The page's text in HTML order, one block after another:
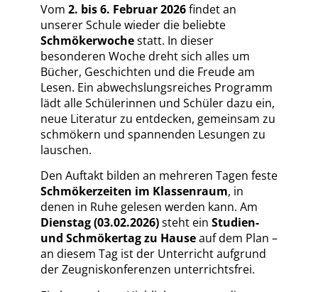
Vom 2. bis 6. Februar 2026findet an
unserer Schule wieder die beliebte
Schmökerwochestatt. In dieser
besonderen Woche dreht sich alles um
Bücher, Geschichten und die Freude am
Lesen. Ein abwechslungsreiches Programm
lädt alle Schülerinnen und Schüler dazu ein,
neue Literatur zu entdecken, gemeinsam zu
schmökern und spannenden Lesungen zu
lauschen.
Den Auftakt bilden an mehreren Tagen feste
Schmökerzeiten im Klassenraum, in
denen in Ruhe gelesen werden kann. Am
Dienstag (03.02.2026)steht ein Studien-
und Schmökertag zu Hauseauf dem Plan –
an diesem Tag ist der Unterricht aufgrund
der Zeugniskonferenzen unterrichtsfrei.